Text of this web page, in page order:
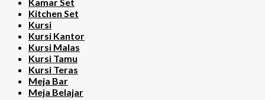
Kitchen Set
Kursi
Kursi Kantor
Kursi Malas
Kursi Tamu
Kursi Teras
Meja Bar
Meja Belajar